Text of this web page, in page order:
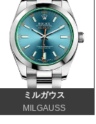
ミルガウス
MILGAUSS